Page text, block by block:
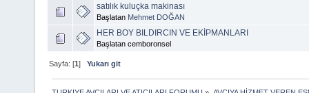
satılık kuluçka makinası
Başlatan Mehmet DOĞAN
HER BOY BILDIRCIN VE EKİPMANLARI
Başlatan cemboronsel
Sayfa: [1]Yukarı git